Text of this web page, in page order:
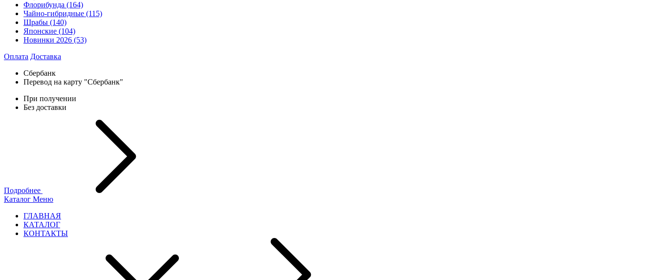
Флорибунда (164)
Чайно-гибридные (115)
Шрабы (140)
Японские (104)
Новинки 2026 (53)
Оплата Доставка
Сбербанк
Перевод на карту "Сбербанк"
При получении
Без доставки
Подробнее
Каталог Меню
ГЛАВНАЯ
КАТАЛОГ
КОНТАКТЫ